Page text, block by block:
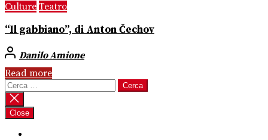
Culture Teatro
“Il gabbiano”, di Anton Čechov
Danilo Amione
Read more
Ricerca
per:
Close